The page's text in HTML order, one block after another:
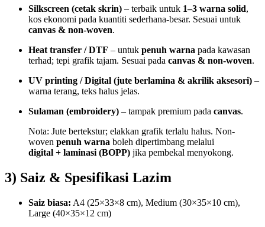
Silkscreen (cetak skrin) – terbaik untuk 1–3 warna solid,
kos ekonomi pada kuantiti sederhana-besar. Sesuai untuk
canvas & non-woven.
Heat transfer / DTF – untuk penuh warna pada kawasan
terhad; tepi grafik tajam. Sesuai pada canvas & non-woven.
UV printing / Digital (jute berlamina & akrilik aksesori) –
warna terang, teks halus jelas.
Sulaman (embroidery) – tampak premium pada canvas.
Nota: Jute bertekstur; elakkan grafik terlalu halus. Non-
woven penuh warna boleh dipertimbang melalui
digital + laminasi (BOPP) jika pembekal menyokong.
3) Saiz & Spesifikasi Lazim
Saiz biasa: A4 (25×33×8 cm), Medium (30×35×10 cm),
Large (40×35×12 cm)